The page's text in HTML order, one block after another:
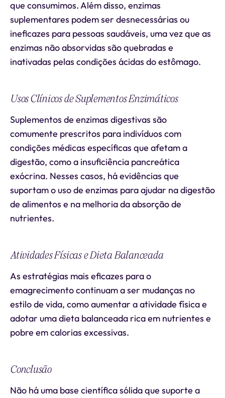
que consumimos. Além disso, enzimas
suplementares podem ser desnecessárias ou
ineficazes para pessoas saudáveis, uma vez que as
enzimas não absorvidas são quebradas e
inativadas pelas condições ácidas do estômago.
Usos Clínicos de Suplementos Enzimáticos
Suplementos de enzimas digestivas são
comumente prescritos para indivíduos com
condições médicas específicas que afetam a
digestão, como a insuficiência pancreática
exócrina. Nesses casos, há evidências que
suportam o uso de enzimas para ajudar na digestão
de alimentos e na melhoria da absorção de
nutrientes.
Atividades Físicas e Dieta Balanceada
As estratégias mais eficazes para o
emagrecimento continuam a ser mudanças no
estilo de vida, como aumentar a atividade física e
adotar uma dieta balanceada rica em nutrientes e
pobre em calorias excessivas.
Conclusão
Não há uma base científica sólida que suporte a